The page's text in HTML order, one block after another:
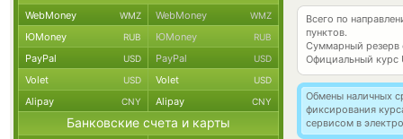
Всего по
пунктов.
Суммарный резерв
Официальный курс
Обмены наличных
фиксирования
сервисом в
WebMoney WMZ WebMoney WMZ
ЮMoney RUB ЮMoney RUB
PayPal USD PayPal USD
Volet USD Volet USD
Alipay CNY Alipay CNY
Банковские счета и карты